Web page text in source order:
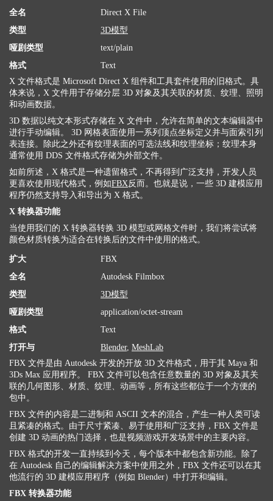
全名
Direct X File
类型
3D模型
哑剧类型
text/plain
格式
Text
X 文件格式是 Microsoft Direct X 组件和工具套件使用的旧格式。具
体来说，X 文件用于存储分层 3D 对象及其关联的材质、纹理、照明
和动画数据。
3D 数据以纯文本形式存储在 X 文件中，允许在简单的文本编辑器中
进行手动编辑。 3D 网格表面使用一系列顶点坐标定义并与面索引列
表连接。除此之外还有纹理表面的可选法线和纹理坐标；纹理本身
通常使用 DDS 文件格式存储为外部文件。
如前所述，X 格式是一种遗留格式，不再得到广泛支持，开发人员
更喜欢使用现代格式，例如FBX反而。也就是说，一些 3D 建模应用
程序仍然支持导入和导出为 X 格式。
X 转换器功能
当使用我们的 X 转换器转换 3D 模型或网格文件时，我们将尝试将
颜色材质转换为适合在转换后的文件中使用的格式。
扩大
FBX
全名
Autodesk Filmbox
类型
3D模型
哑剧类型
application/octet-stream
格式
Text
打开与
Blender, MeshLab
FBX 文件是由 Autodesk 开发的开放 3D 文件格式，用于其 Maya 和
3Ds Max 应用程序。 FBX 文件可以包含任意数量的 3D 对象及其关
联的几何图形、材质、纹理、动画等，所有这些都位于一个方便的
包中。
FBX 文件的内容是二进制和 ASCII 文本的混合，产生一种人类可读
且紧凑的格式。由于尺寸紧凑、易于使用和广泛支持，FBX 文件是
创建 3D 动画的热门选择，也是视频游戏开发场景中的主要内容。
FBX 格式的开发一直持续到今天，每个版本中都包含新功能。除了
在 Autodesk 自己的编辑解决方案中使用之外，FBX 文件还可以在其
他流行的 3D 建模应用程序（例如 Blender）中打开和编辑。
FBX 转换器功能